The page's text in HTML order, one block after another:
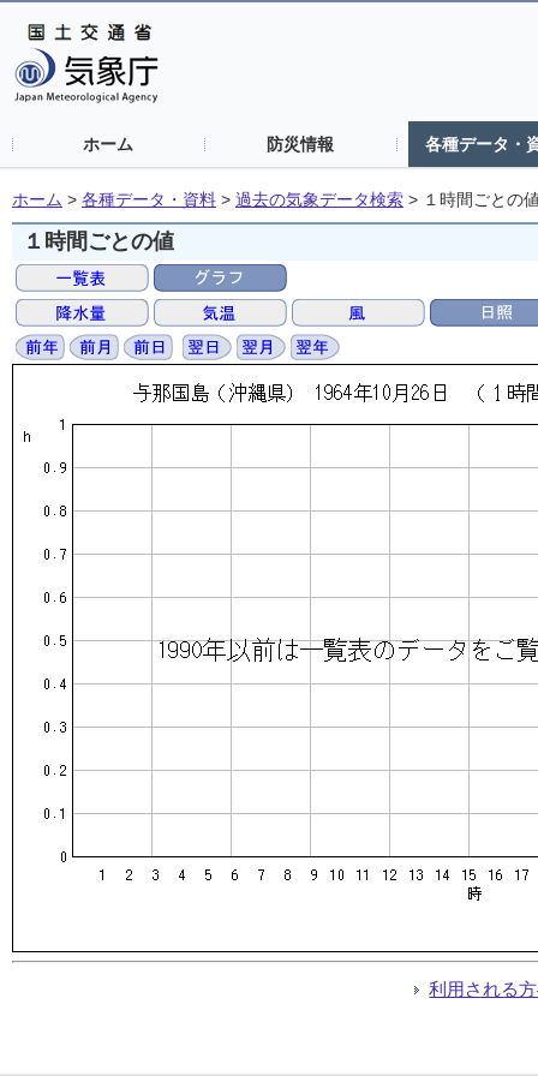
ホーム 防災情報 各種データ・
ホーム > 各種データ・資料 > 過去の気象データ検索 > １時間ごとの
１時間ごとの値
利用される